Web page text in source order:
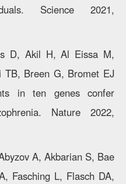
Science 2021,
D, Akil H, Al Eissa M,
TB, Breen G, Bromet EJ
in ten genes confer
Nature 2022,
A, Akbarian S, Bae
Fasching L, Flasch DA,